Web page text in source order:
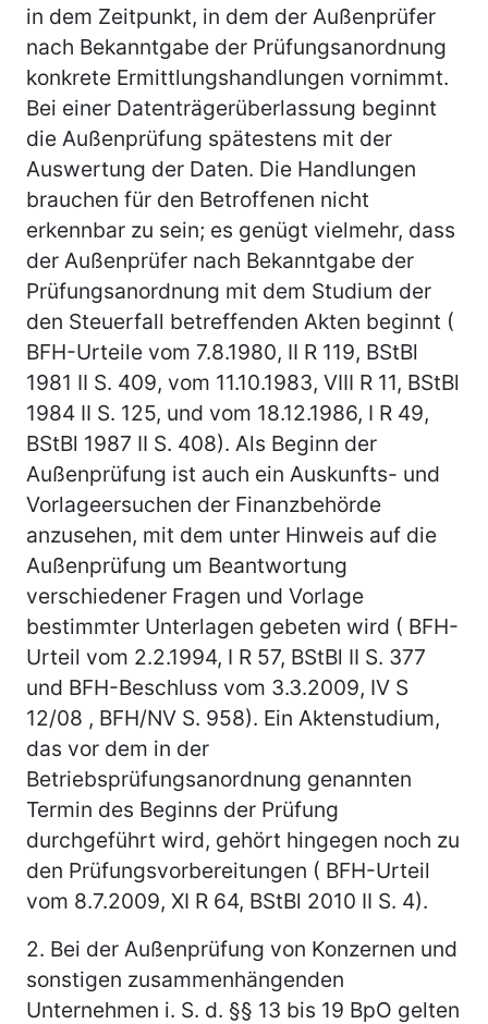
in dem Zeitpunkt, in dem der Außenprüfer
nach Bekanntgabe der Prüfungsanordnung
konkrete Ermittlungshandlungen vornimmt.
Bei einer Datenträgerüberlassung beginnt
die Außenprüfung spätestens mit der
Auswertung der Daten. Die Handlungen
brauchen für den Betroffenen nicht
erkennbar zu sein; es genügt vielmehr, dass
der Außenprüfer nach Bekanntgabe der
Prüfungsanordnung mit dem Studium der
den Steuerfall betreffenden Akten beginnt (
BFH-Urteile vom 7.8.1980, II R 119, BStBl
1981 II S. 409, vom 11.10.1983, VIII R 11, BStBl
1984 II S. 125, und vom 18.12.1986, I R 49,
BStBl 1987 II S. 408). Als Beginn der
Außenprüfung ist auch ein Auskunfts- und
Vorlageersuchen der Finanzbehörde
anzusehen, mit dem unter Hinweis auf die
Außenprüfung um Beantwortung
verschiedener Fragen und Vorlage
bestimmter Unterlagen gebeten wird ( BFH-
Urteil vom 2.2.1994, I R 57, BStBl II S. 377
und BFH-Beschluss vom 3.3.2009, IV S
12/08 , BFH/NV S. 958). Ein Aktenstudium,
das vor dem in der
Betriebsprüfungsanordnung genannten
Termin des Beginns der Prüfung
durchgeführt wird, gehört hingegen noch zu
den Prüfungsvorbereitungen ( BFH-Urteil
vom 8.7.2009, XI R 64, BStBl 2010 II S. 4).
2. Bei der Außenprüfung von Konzernen und
sonstigen zusammenhängenden
Unternehmen i. S. d. §§ 13 bis 19 BpO gelten